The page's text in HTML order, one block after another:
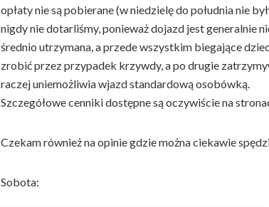
opłaty nie są pobierane (w niedzielę do południa nie
nigdy nie dotarliśmy, ponieważ dojazd jest generalnie
średnio utrzymana, a przede wszystkim biegające
zrobić przez przypadek krzywdy, a po drugie
raczej uniemożliwia wjazd standardową osobówką.
Szczegółowe cenniki dostępne są oczywiście na
Czekam również na opinie gdzie można ciekawie
Sobota: